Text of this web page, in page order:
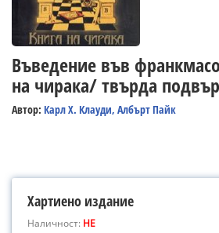
Въведение във
на чирака/ твърда
Автор: Карл Х. Клауди, Албърт Пайк
Хартиено издание
Наличност: НЕ